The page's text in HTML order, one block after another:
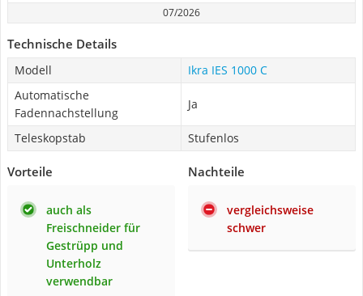
07/2026
Technische Details
Modell
Ikra IES 1000 C
Automatische
Fadennachstellung
Ja
Teleskopstab Stufenlos
Vorteile
auch als
Freischneider für
Gestrüpp und
Unterholz
verwendbar
Nachteile
vergleichsweise
schwer